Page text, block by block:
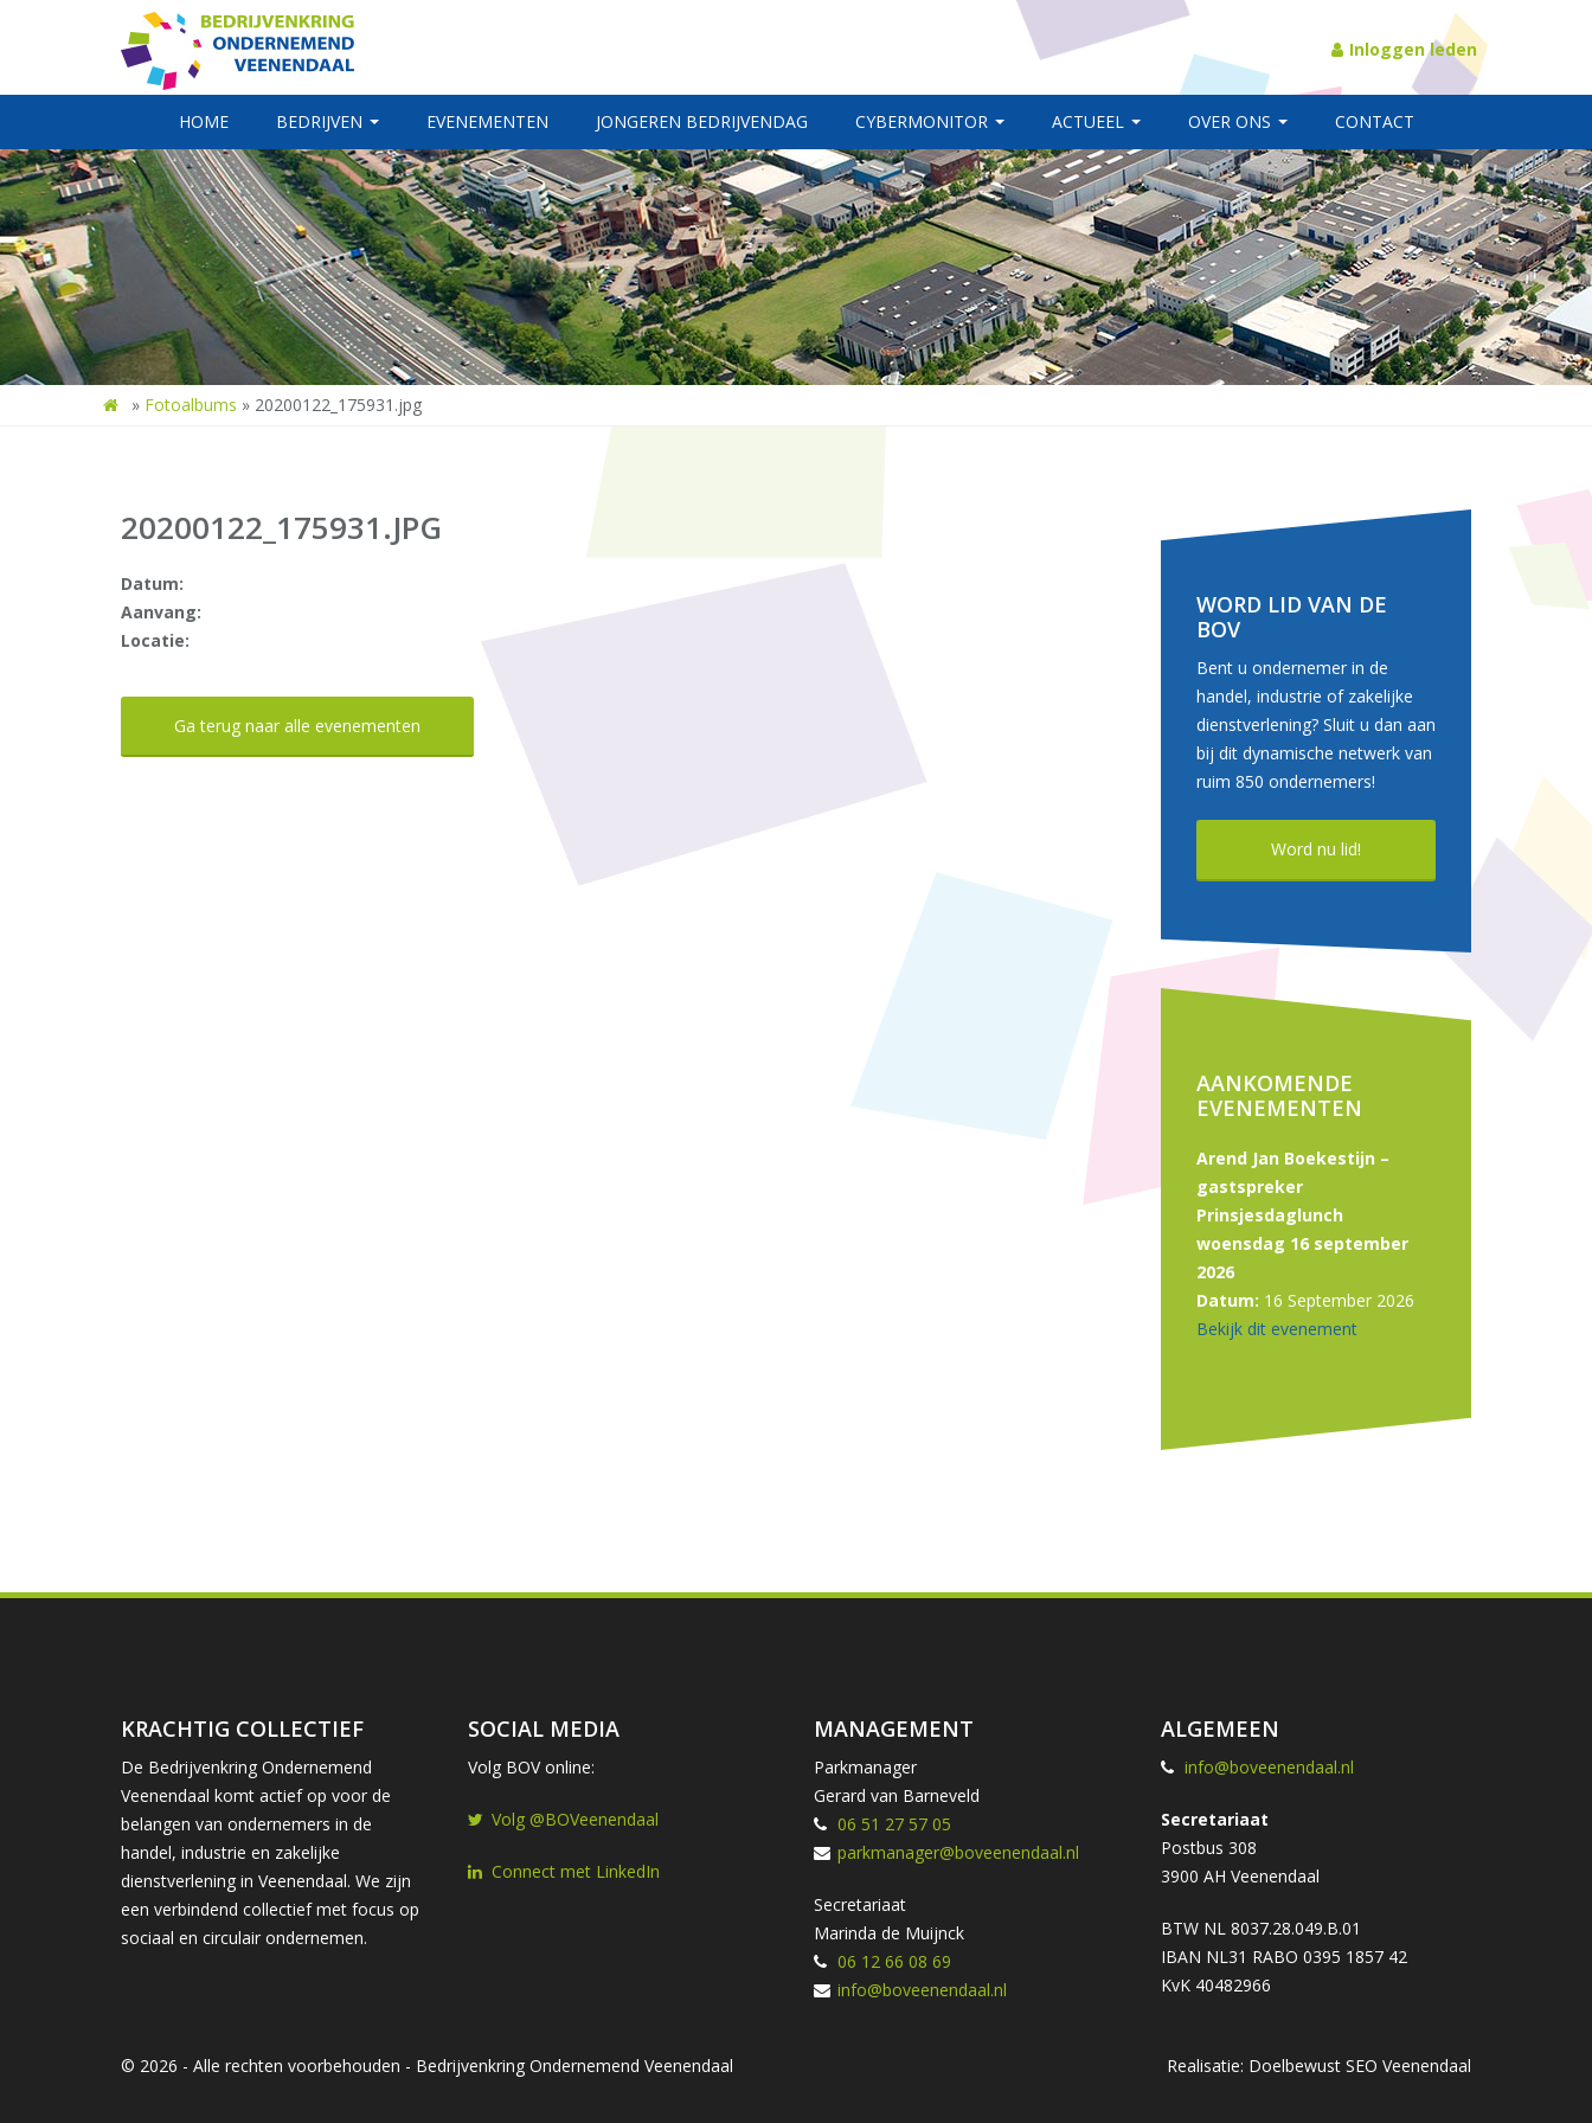
Inloggen leden
HOME BEDRIJVEN EVENEMENTEN JONGEREN BEDRIJVENDAG CYBERMONITOR ACTUEEL OVER ONS CONTACT
» Fotoalbums » 20200122_175931.jpg
20200122_175931.JPG
Datum:
Aanvang:
Locatie:
Ga terug naar alle evenementen
WORD LID VAN DE
BOV
Bent u ondernemer in de
handel, industrie of zakelijke
dienstverlening? Sluit u dan aan
bij dit dynamische netwerk van
ruim 850 ondernemers!
Word nu lid!
AANKOMENDE
EVENEMENTEN
Arend Jan Boekestijn –
gastspreker
Prinsjesdaglunch
woensdag 16 september
2026
Datum: 16 September 2026
Bekijk dit evenement
KRACHTIG COLLECTIEF
De Bedrijvenkring Ondernemend
Veenendaal komt actief op voor de
belangen van ondernemers in de
handel, industrie en zakelijke
dienstverlening in Veenendaal. We zijn
een verbindend collectief met focus op
sociaal en circulair ondernemen.
SOCIAL MEDIA
Volg BOV online:
Volg @BOVeenendaal
Connect met LinkedIn
MANAGEMENT
Parkmanager
Gerard van Barneveld
06 51 27 57 05
parkmanager@boveenendaal.nl
Secretariaat
Marinda de Muijnck
06 12 66 08 69
info@boveenendaal.nl
ALGEMEEN
info@boveenendaal.nl
Secretariaat
Postbus 308
3900 AH Veenendaal
BTW NL 8037.28.049.B.01
IBAN NL31 RABO 0395 1857 42
KvK 40482966
© 2026 - Alle rechten voorbehouden - Bedrijvenkring Ondernemend Veenendaal Realisatie: Doelbewust SEO Veenendaal